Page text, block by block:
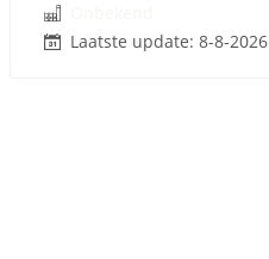
Laatste update: 8-8-2026